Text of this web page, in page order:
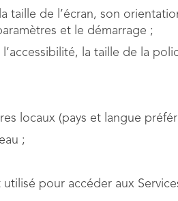
taille de l’écran, son
et le démarrage ;
la taille de la
locaux (pays et langue
;
pour accéder aux